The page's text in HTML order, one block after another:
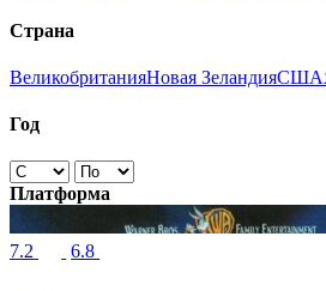
Страна
ВеликобританияНовая ЗеландияСША
Год
Платформа
7.2 6.8